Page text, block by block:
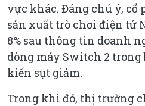
vực khác. Đáng chú ý, cổ
sản xuất trò chơi điện tử
8% sau thông tin doanh
dòng máy Switch 2 trong
kiến sụt giảm.
Trong khi đó, thị trường